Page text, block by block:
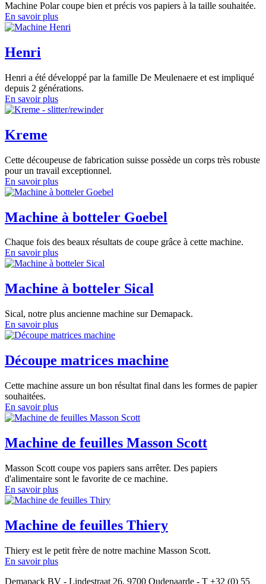
Machine Polar coupe bien et précis vos papiers à la taille souhaitée.
En savoir plus
Henri
Henri a été développé par la famille De Meulenaere et est impliqué
depuis 2 générations.
En savoir plus
Kreme
Cette découpeuse de fabrication suisse possède un corps très robuste
pour un travail exceptionnel.
En savoir plus
Machine à botteler Goebel
Chaque fois des beaux résultats de coupe grâce à cette machine.
En savoir plus
Machine à botteler Sical
Sical, notre plus ancienne machine sur Demapack.
En savoir plus
Découpe matrices machine
Cette machine assure un bon résultat final dans les formes de papier
souhaitées.
En savoir plus
Machine de feuilles Masson Scott
Masson Scott coupe vos papiers sans arrêter. Des papiers
d'alimentaire sont le favorite de ce machine.
En savoir plus
Machine de feuilles Thiery
Thiery est le petit frère de notre machine Masson Scott.
En savoir plus
Demapack BV - Lindestraat 26, 9700 Oudenaarde - T +32 (0) 55